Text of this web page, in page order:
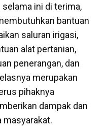
ini di terima,
bantuan
saluran irigasi,
alat pertanian,
penerangan, dan
merupakan
pihaknya
dampak dan
masyarakat.